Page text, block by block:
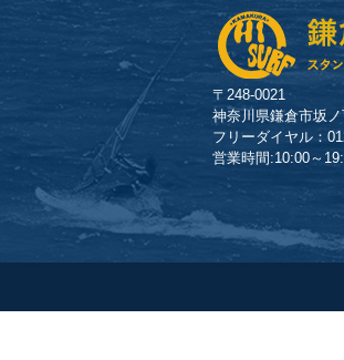
〒248-0021
神奈川県鎌倉市坂
フリーダイヤル：
営業時間:10:00～